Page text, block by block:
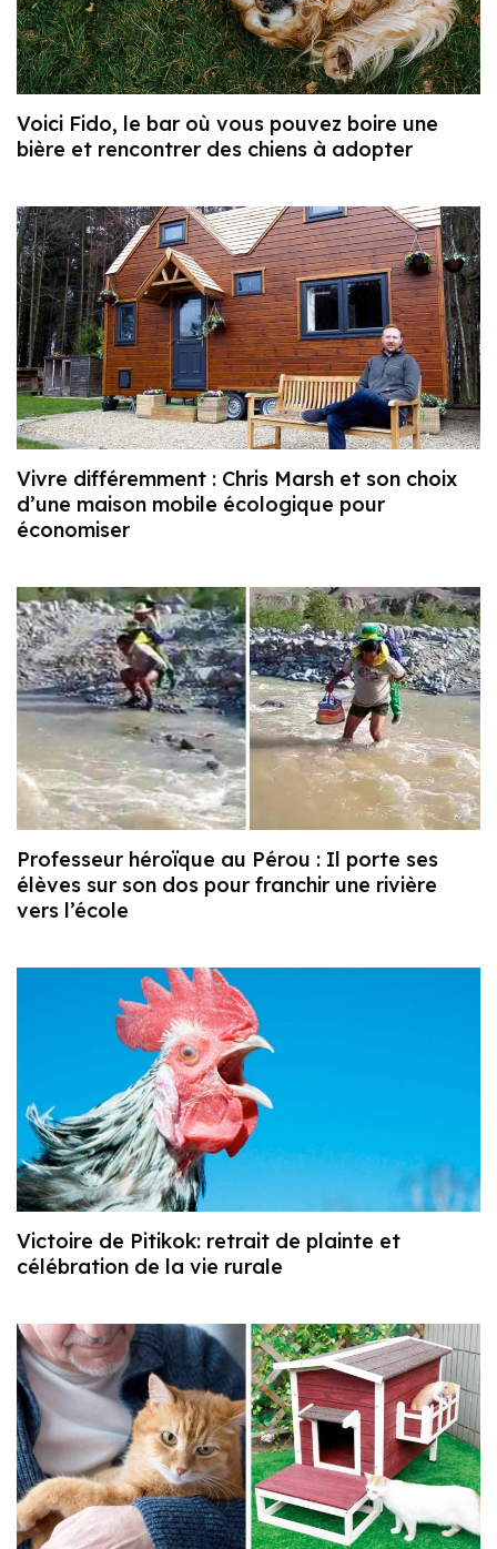
Voici Fido, le bar où vous pouvez boire une
bière et rencontrer des chiens à adopter
Vivre différemment : Chris Marsh et son choix
d’une maison mobile écologique pour
économiser
Professeur héroïque au Pérou : Il porte ses
élèves sur son dos pour franchir une rivière
vers l’école
Victoire de Pitikok: retrait de plainte et
célébration de la vie rurale